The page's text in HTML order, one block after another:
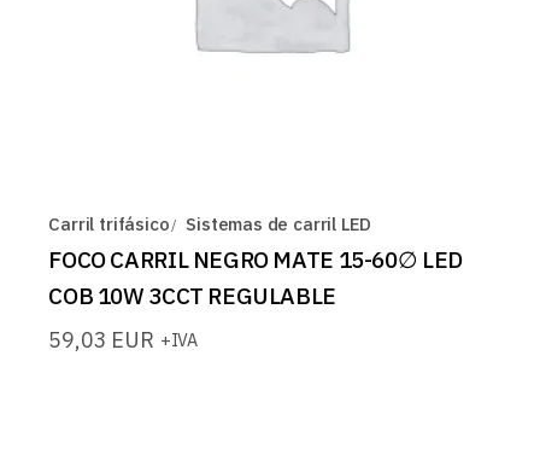
Carril trifásico Sistemas de carril LED
FOCO CARRIL NEGRO MATE 15-60∅ LED
COB 10W 3CCT REGULABLE
59,03 EUR +IVA